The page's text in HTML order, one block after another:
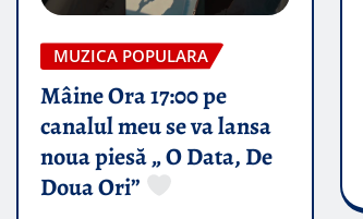
MUZICA POPULARA
Mâine Ora 17:00 pe
canalul meu se va lansa
noua piesă „ O Data, De
Doua Ori”